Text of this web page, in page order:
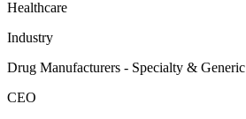
Healthcare
Industry
Drug Manufacturers - Specialty & Generic
CEO